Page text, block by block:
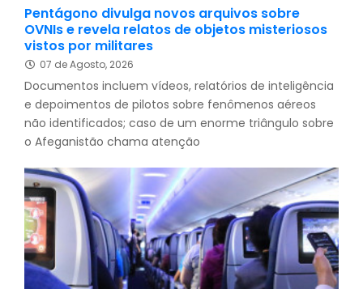
Pentágono divulga novos arquivos sobre
OVNIs e revela relatos de objetos misteriosos
vistos por militares
07 de Agosto, 2026
Documentos incluem vídeos, relatórios de inteligência
e depoimentos de pilotos sobre fenômenos aéreos
não identificados; caso de um enorme triângulo sobre
o Afeganistão chama atenção